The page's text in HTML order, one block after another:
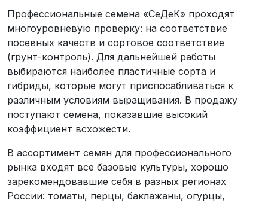
Профессиональные семена «СеДеК» проходят
многоуровневую проверку: на соответствие
посевных качеств и сортовое соответствие
(грунт-контроль). Для дальнейшей работы
выбираются наиболее пластичные сорта и
гибриды, которые могут приспосабливаться к
различным условиям выращивания. В продажу
поступают семена, показавшие высокий
коэффициент всхожести.
В ассортимент семян для профессионального
рынка входят все базовые культуры, хорошо
зарекомендовавшие себя в разных регионах
России: томаты, перцы, баклажаны, огурцы,